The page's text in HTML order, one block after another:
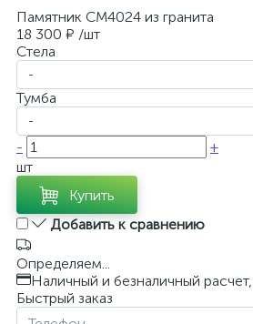
Памятник CM4024 из гранита
18 300 ₽ /шт
Стела
-
Тумба
-
-
+
шт
Купить
Добавить к сравнению
Определяем...
Наличный и безналичный
Быстрый заказ